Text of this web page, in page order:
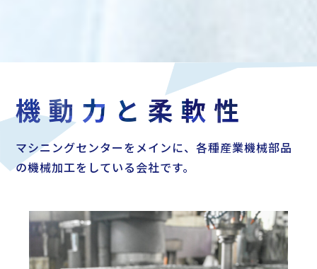
マシニングセンターをメインに、各種産業機械部品
の機械加工をしている会社です。